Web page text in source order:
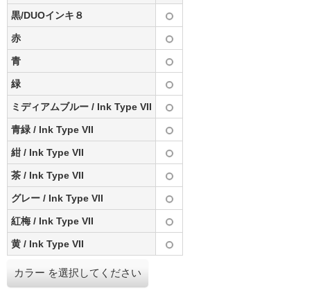
黒/DUOインキ８
赤
青
緑
ミディアムブルー / Ink Type VII
青緑 / Ink Type VII
紺 / Ink Type VII
茶 / Ink Type VII
グレー / Ink Type VII
紅梅 / Ink Type VII
黄 / Ink Type VII
カラー を選択してください